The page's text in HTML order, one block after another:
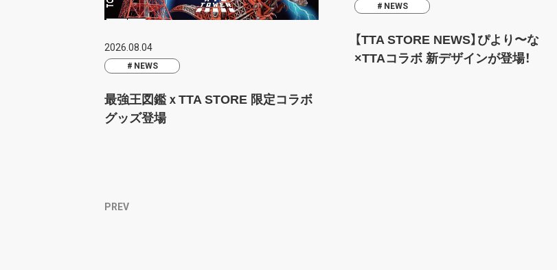
2026.08.04
NEWS
最強王図鑑ｘTTA STORE 限定コラボ
グッズ登場
NEWS
【TTA STORE NEWS】ぴより〜な
×TTAコラボ 新デザインが登場！
PREV